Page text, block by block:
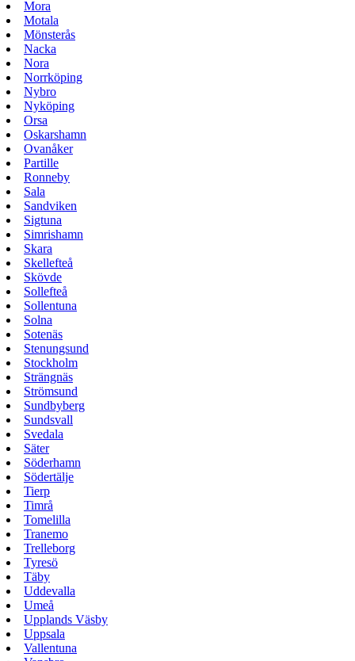
Mora
Motala
Mönsterås
Nacka
Nora
Norrköping
Nybro
Nyköping
Orsa
Oskarshamn
Ovanåker
Partille
Ronneby
Sala
Sandviken
Sigtuna
Simrishamn
Skara
Skellefteå
Skövde
Sollefteå
Sollentuna
Solna
Sotenäs
Stenungsund
Stockholm
Strängnäs
Strömsund
Sundbyberg
Sundsvall
Svedala
Säter
Söderhamn
Södertälje
Tierp
Timrå
Tomelilla
Tranemo
Trelleborg
Tyresö
Täby
Uddevalla
Umeå
Upplands Väsby
Uppsala
Vallentuna